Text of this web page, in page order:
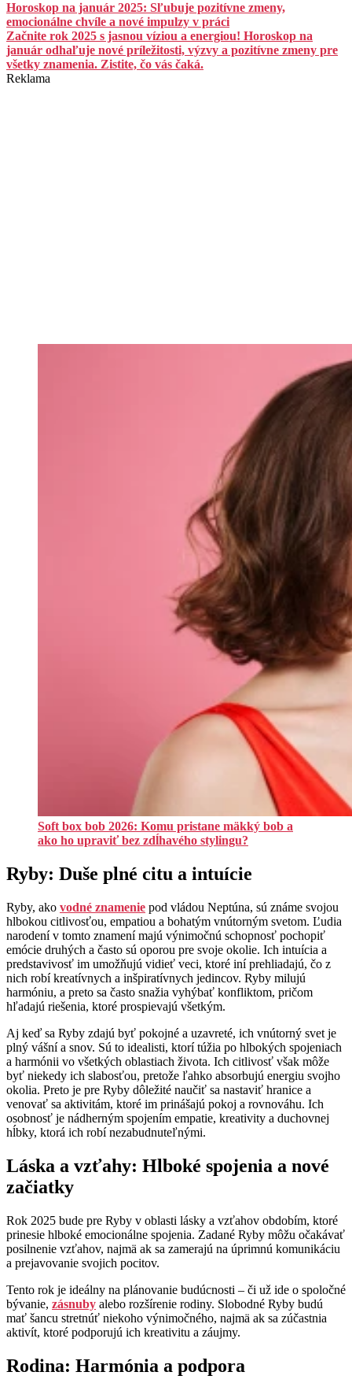
Horoskop na január 2025: Sľubuje pozitívne zmeny,
emocionálne chvíle a nové impulzy v práci
Začnite rok 2025 s jasnou víziou a energiou! Horoskop na
január odhaľuje nové príležitosti, výzvy a pozitívne zmeny pre
všetky znamenia. Zistite, čo vás čaká.
Reklama
Soft box bob 2026: Komu pristane mäkký bob a
ako ho upraviť bez zdĺhavého stylingu?
Ryby: Duše plné citu a intuície
Ryby, ako vodné znamenie pod vládou Neptúna, sú známe svojou
hlbokou citlivosťou, empatiou a bohatým vnútorným svetom. Ľudia
narodení v tomto znamení majú výnimočnú schopnosť pochopiť
emócie druhých a často sú oporou pre svoje okolie. Ich intuícia a
predstavivosť im umožňujú vidieť veci, ktoré iní prehliadajú, čo z
nich robí kreatívnych a inšpiratívnych jedincov. Ryby milujú
harmóniu, a preto sa často snažia vyhýbať konfliktom, pričom
hľadajú riešenia, ktoré prospievajú všetkým.
Aj keď sa Ryby zdajú byť pokojné a uzavreté, ich vnútorný svet je
plný vášní a snov. Sú to idealisti, ktorí túžia po hlbokých spojeniach
a harmónii vo všetkých oblastiach života. Ich citlivosť však môže
byť niekedy ich slabosťou, pretože ľahko absorbujú energiu svojho
okolia. Preto je pre Ryby dôležité naučiť sa nastaviť hranice a
venovať sa aktivitám, ktoré im prinášajú pokoj a rovnováhu. Ich
osobnosť je nádherným spojením empatie, kreativity a duchovnej
hĺbky, ktorá ich robí nezabudnuteľnými.
Láska a vzťahy: Hlboké spojenia a nové
začiatky
Rok 2025 bude pre Ryby v oblasti lásky a vzťahov obdobím, ktoré
prinesie hlboké emocionálne spojenia. Zadané Ryby môžu očakávať
posilnenie vzťahov, najmä ak sa zamerajú na úprimnú komunikáciu
a prejavovanie svojich pocitov.
Tento rok je ideálny na plánovanie budúcnosti – či už ide o spoločné
bývanie, zásnuby alebo rozšírenie rodiny. Slobodné Ryby budú
mať šancu stretnúť niekoho výnimočného, najmä ak sa zúčastnia
aktivít, ktoré podporujú ich kreativitu a záujmy.
Rodina: Harmónia a podpora